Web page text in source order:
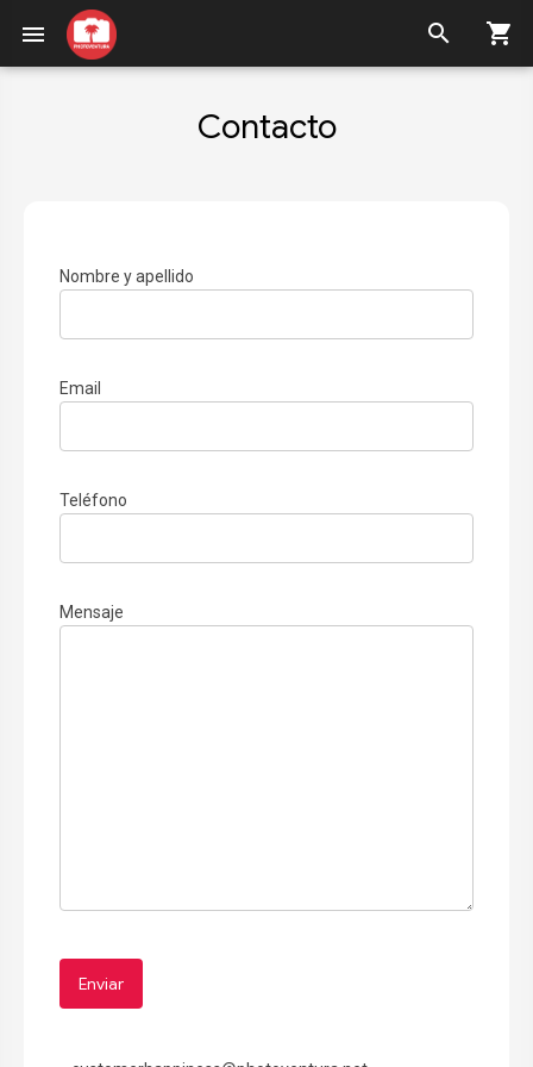
menu search shopping_cart
Contacto
Nombre y apellido
Email
Teléfono
Mensaje